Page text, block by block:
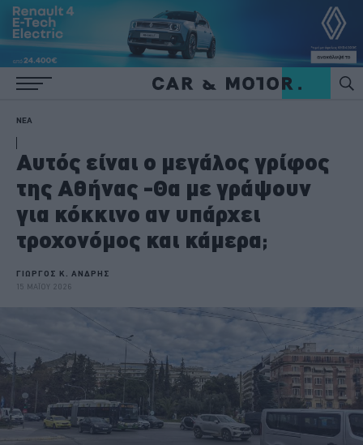
ΝΕΑ
Αυτός είναι ο μεγάλος γρίφος
της Αθήνας -Θα με γράψουν
για κόκκινο αν υπάρχει
τροχονόμος και κάμερα;
ΓΙΩΡΓΟΣ Κ. ΑΝΔΡΗΣ
15 ΜΑΪΟΥ 2026